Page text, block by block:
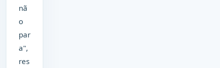
nã
o
par
a",
res